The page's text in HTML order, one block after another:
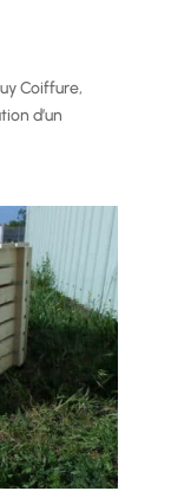
Coiffure,
d’un